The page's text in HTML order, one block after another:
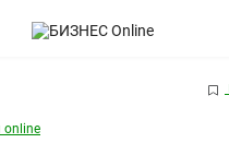
online